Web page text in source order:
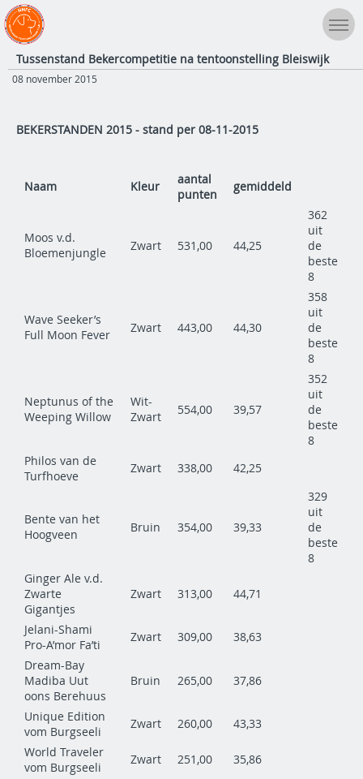
Tussenstand Bekercompetitie na tentoonstelling Bleiswijk
08 november 2015
BEKERSTANDEN 2015 - stand per 08-11-2015
Naam Kleur
aantal
punten
gemiddeld
Moos v.d.
Bloemenjungle
Zwart 531,00 44,25
362
uit
de
beste
8
Wave Seeker’s
Full Moon Fever
Zwart 443,00 44,30
358
uit
de
beste
8
Neptunus of the
Weeping Willow
Wit-
Zwart
554,00 39,57
352
uit
de
beste
8
Philos van de
Turfhoeve
Zwart 338,00 42,25
Bente van het
Hoogveen
Bruin 354,00 39,33
329
uit
de
beste
8
Ginger Ale v.d.
Zwarte
Gigantjes
Zwart 313,00 44,71
Jelani-Shami
Pro-A’mor Fa’ti
Zwart 309,00
38,63
Dream-Bay
Madiba Uut
oons Berehuus
Bruin 265,00 37,86
Unique Edition
vom Burgseeli
Zwart 260,00
43,33
World Traveler
vom Burgseeli
Zwart 251,00
35,86